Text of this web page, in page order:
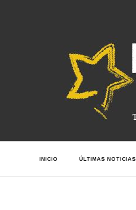
INICIO ÚLTIMAS NOTICIAS